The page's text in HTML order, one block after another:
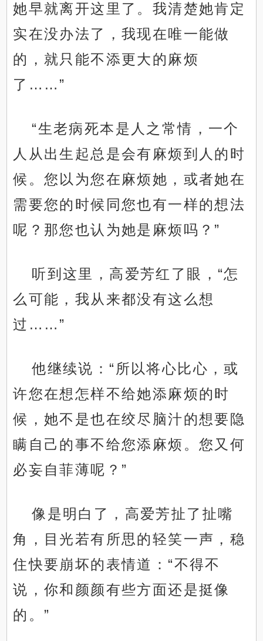
她早就离开这里了。我清楚她肯定
实在没办法了，我现在唯一能做
的，就只能不添更大的麻烦
了……”
“生老病死本是人之常情，一个
人从出生起总是会有麻烦到人的时
候。您以为您在麻烦她，或者她在
需要您的时候同您也有一样的想法
呢？那您也认为她是麻烦吗？”
听到这里，高爱芳红了眼，“怎
么可能，我从来都没有这么想
过……”
他继续说：“所以将心比心，或
许您在想怎样不给她添麻烦的时
候，她不是也在绞尽脑汁的想要隐
瞒自己的事不给您添麻烦。您又何
必妄自菲薄呢？”
像是明白了，高爱芳扯了扯嘴
角，目光若有所思的轻笑一声，稳
住快要崩坏的表情道：“不得不
说，你和颜颜有些方面还是挺像
的。”